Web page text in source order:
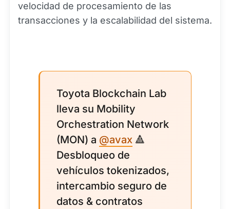
velocidad de procesamiento de las
transacciones y la escalabilidad del sistema.
Toyota Blockchain Lab
lleva su Mobility
Orchestration Network
(MON) a @avax 🔺
Desbloqueo de
vehículos tokenizados,
intercambio seguro de
datos & contratos